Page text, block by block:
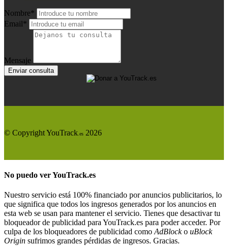
Nombre*
Email*
Mensaje
Enviar consulta
© Copyright YouTrack .es 2026
No puedo verYouTrack.es
Nuestro servicio está 100% financiado por anuncios publicitarios, lo
que significa que todos los ingresos generados por los anuncios en
esta web se usan para mantener el servicio. Tienes que desactivar tu
bloqueador de publicidad para YouTrack.es para poder acceder. Por
culpa de los bloqueadores de publicidad como AdBlocko uBlock
Origin sufrimos grandes pérdidas de ingresos. Gracias.